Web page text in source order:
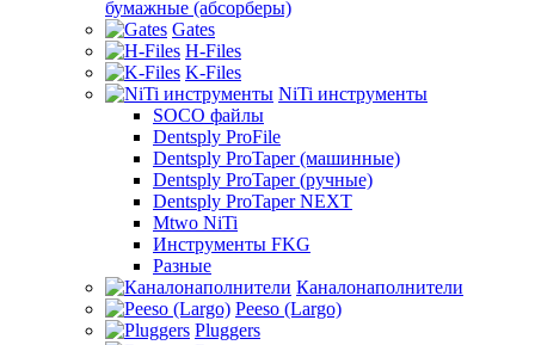
бумажные (абсорберы)
Gates
H-Files
K-Files
NiTi инструменты
SOCO файлы
Dentsply ProFile
Dentsply ProTaper (машинные)
Dentsply ProTaper (ручные)
Dentsply ProTaper NEXT
Mtwo NiTi
Инструменты FKG
Разные
Каналонаполнители
Peeso (Largo)
Pluggers